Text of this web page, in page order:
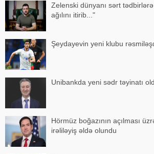
Zelenski dünyanı sərt tədbirlərə
ağılını itirib..."
Şeydayevin yeni klubu
Unibankda yeni sədr təyinatı
Hörmüz boğazının açılması
irəliləyiş əldə olundu